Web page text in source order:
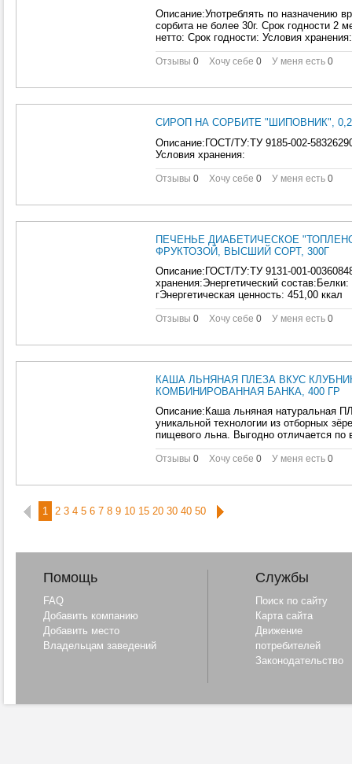
Описание:Употреблять по назначению
сорбита не более 30г. Срок годности
нетто: Срок годности: Условия
Отзывы 0 Хочу себе 0 У меня есть 0
СИРОП НА СОРБИТЕ "ШИПОВНИК",
Описание:ГОСТ/ТУ:ТУ 9185-002-
Условия хранения:
Отзывы 0 Хочу себе 0 У меня есть 0
ПЕЧЕНЬЕ ДИАБЕТИЧЕСКОЕ
ФРУКТОЗОЙ, ВЫСШИЙ СОРТ, 300Г
Описание:ГОСТ/ТУ:ТУ 9131-001-
хранения:Энергетический
гЭнергетическая ценность: 451,00 ккал
Отзывы 0 Хочу себе 0 У меня есть 0
КАША ЛЬНЯНАЯ ПЛЕЗА ВКУС
КОМБИНИРОВАННАЯ БАНКА, 400 ГР
Описание:Каша льняная натуральная
уникальной технологии из отборных
пищевого льна. Выгодно отличается по
Отзывы 0 Хочу себе 0 У меня есть 0
1 2 3 4 5 6 7 8 9 10 15 20 30 40 50
Помощь
FAQ
Добавить компанию
Добавить место
Владельцам заведений
Службы
Поиск по сайту
Карта сайта
Движение
потребителей
Законодательство